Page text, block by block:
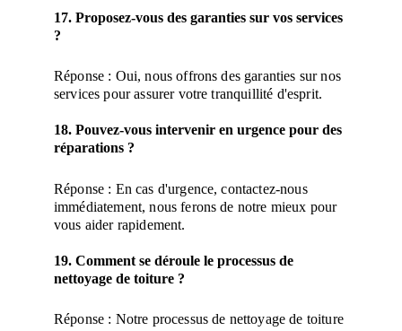
17. Proposez-vous des garanties sur vos services
?
Réponse : Oui, nous offrons des garanties sur nos
services pour assurer votre tranquillité d'esprit.
18. Pouvez-vous intervenir en urgence pour des
réparations ?
Réponse : En cas d'urgence, contactez-nous
immédiatement, nous ferons de notre mieux pour
vous aider rapidement.
19. Comment se déroule le processus de
nettoyage de toiture ?
Réponse : Notre processus de nettoyage de toiture